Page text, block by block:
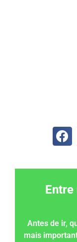
Entre
Antes de ir,
mais